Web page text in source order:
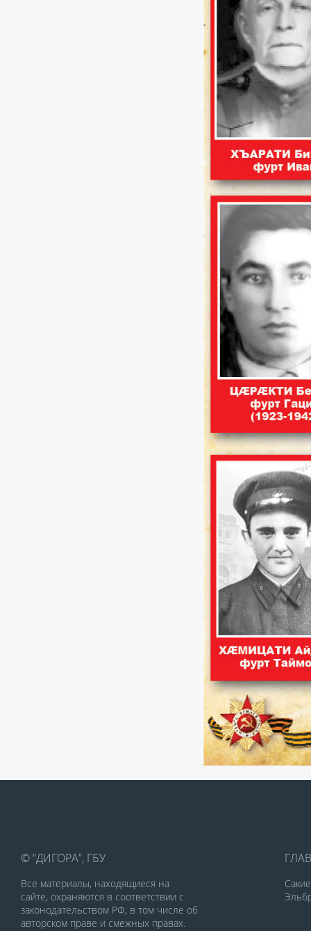
© “ДИГОРА”, ГБУ
Все материалы, находящиеся на
сайте, охраняются в соответствии с
законодательством РФ, в том числе об
авторском праве и смежных правах.